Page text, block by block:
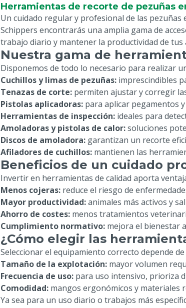
Herramientas de recorte de pezuñas
Un cuidado regular y profesional de las pezuñas
Schippers encontrarás una amplia gama de
trabajo diario y mantener la productividad de tus
Nuestra gama de
Disponemos de todo lo necesario para realizar
Cuchillos y limas de pezuñas: imprescindibles
Tenazas de corte: permiten ajustar y corregir
Pistolas aplicadoras: para aplicar pegamentos
Herramientas de inspección: ideales para
Amoladoras y pistolas de calor:soluciones
Discos de amoladora: garantizan un recorte
Afiladores de cuchillos: mantienen las
Beneficios de un cuidado
Invertir en herramientas de calidad aporta
Menos cojeras: reduce el riesgo de
Mayor productividad:animales más activos y
Ahorro de costes: menos tratamientos
Cumplimiento normativo: mejora el bienestar
¿Cómo elegir las
Seleccionar el equipamiento correcto depende de
Tamaño de la explotación: mayor volumen
Frecuencia de uso: para uso intensivo, prioriza
Comodidad: mangos ergonómicos y materiales
Ya sea para un uso diario o trabajos más